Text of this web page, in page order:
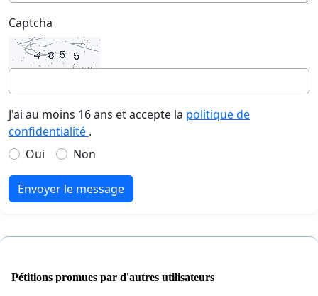
Captcha
J'ai au moins 16 ans et accepte la politique de
confidentialité .
Oui
Non
Envoyer le message
Pétitions promues par d'autres utilisateurs